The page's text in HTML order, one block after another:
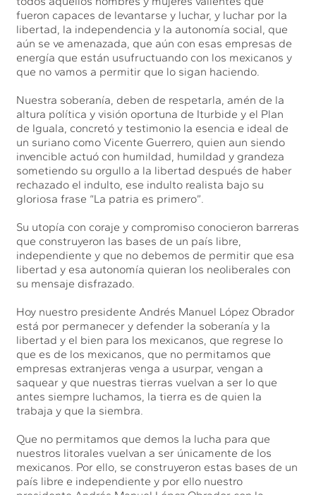
fueron capaces de levantarse y luchar, y luchar por la
libertad, la independencia y la autonomía social, que
aún se ve amenazada, que aún con esas empresas de
energía que están usufructuando con los mexicanos y
que no vamos a permitir que lo sigan haciendo.
Nuestra soberanía, deben de respetarla, amén de la
altura política y visión oportuna de Iturbide y el Plan
de Iguala, concretó y testimonio la esencia e ideal de
un suriano como Vicente Guerrero, quien aun siendo
invencible actuó con humildad, humildad y grandeza
sometiendo su orgullo a la libertad después de haber
rechazado el indulto, ese indulto realista bajo su
gloriosa frase “La patria es primero”.
Su utopía con coraje y compromiso conocieron barreras
que construyeron las bases de un país libre,
independiente y que no debemos de permitir que esa
libertad y esa autonomía quieran los neoliberales con
su mensaje disfrazado.
Hoy nuestro presidente Andrés Manuel López Obrador
está por permanecer y defender la soberanía y la
libertad y el bien para los mexicanos, que regrese lo
que es de los mexicanos, que no permitamos que
empresas extranjeras venga a usurpar, vengan a
saquear y que nuestras tierras vuelvan a ser lo que
antes siempre luchamos, la tierra es de quien la
trabaja y que la siembra.
Que no permitamos que demos la lucha para que
nuestros litorales vuelvan a ser únicamente de los
mexicanos. Por ello, se construyeron estas bases de un
país libre e independiente y por ello nuestro